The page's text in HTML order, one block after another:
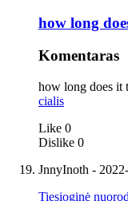
how long
Komentaras
how long does it
cialis
Like 0
Dislike 0
JnnyInoth -
Tiesioginė